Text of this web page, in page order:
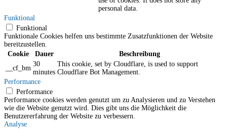
personal data.
Funktional
Funktional
Funktionale Cookies helfen uns bestimmte Zusatzfunktionen der Website
bereitzustellen.
Cookie
Dauer
Beschreibung
__cf_bm
30
minutes
This cookie, set by Cloudflare, is used to support
Cloudflare Bot Management.
Performance
Performance
Performance cookies werden genutzt um zu Analysieren und zu Verstehen
wie die Website genutzt wird. Dies gibt uns die Möglichkeit die
Benutzererfahrung der Website zu verbessern.
Analyse